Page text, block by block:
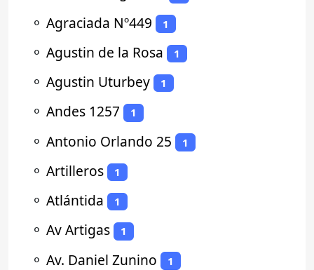
⚬ Agraciada Nº449 1
⚬ Agustin de la Rosa 1
⚬ Agustin Uturbey 1
⚬ Andes 1257 1
⚬ Antonio Orlando 25 1
⚬ Artilleros 1
⚬ Atlántida 1
⚬ Av Artigas 1
⚬ Av. Daniel Zunino 1